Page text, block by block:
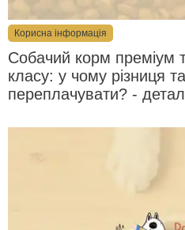
Корисна інформація
Собачий корм преміум
класу: у чому різниця
переплачувати? -